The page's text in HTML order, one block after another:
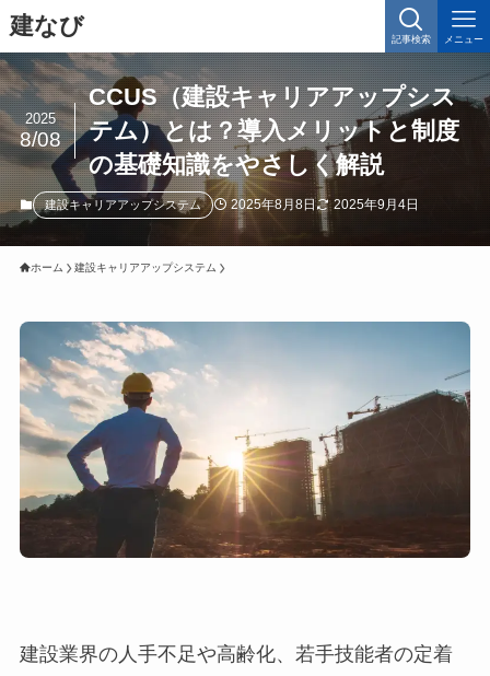
建なび 記事検索 メニュー
CCUS（建設キャリアアップシス
テム）とは？導入メリットと制度
の基礎知識をやさしく解説
2025
8/08
建設キャリアアップシステム 2025年8月8日 2025年9月4日
ホーム 建設キャリアアップシステム
建設業界の人手不足や高齢化、若手技能者の定着